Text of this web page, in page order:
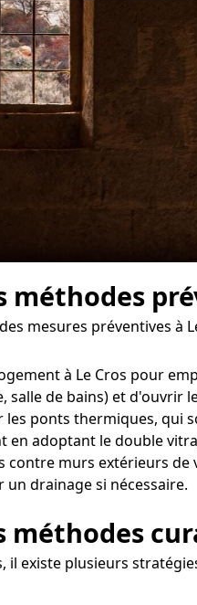
mesures préventives
à Le Cros pour
salle de bains) et
ponts thermiques, qui
adoptant le double
murs extérieurs
drainage si nécessaire.
méthodes
existe plusieurs